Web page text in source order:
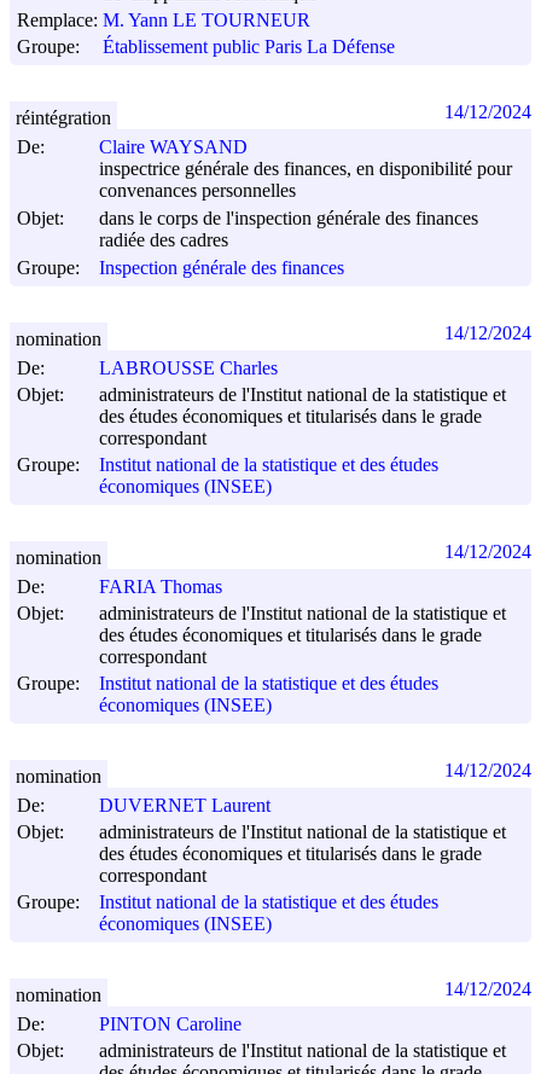
Remplace: M. Yann LE TOURNEUR
Groupe:
Établissement public Paris La Défense
De:
Claire WAYSAND
inspectrice générale des finances, en disponibilité pour
convenances personnelles
Objet:
dans le corps de l'inspection générale des finances
radiée des cadres
Groupe:
Inspection générale des finances
réintégration 14/12/2024
De:
LABROUSSE Charles
Objet:
administrateurs de l'Institut national de la statistique et
des études économiques et titularisés dans le grade
correspondant
Groupe:
Institut national de la statistique et des études
économiques (INSEE)
nomination 14/12/2024
De:
FARIA Thomas
Objet:
administrateurs de l'Institut national de la statistique et
des études économiques et titularisés dans le grade
correspondant
Groupe:
Institut national de la statistique et des études
économiques (INSEE)
nomination 14/12/2024
De:
DUVERNET Laurent
Objet:
administrateurs de l'Institut national de la statistique et
des études économiques et titularisés dans le grade
correspondant
Groupe:
Institut national de la statistique et des études
économiques (INSEE)
nomination 14/12/2024
De:
PINTON Caroline
Objet:
administrateurs de l'Institut national de la statistique et
nomination 14/12/2024